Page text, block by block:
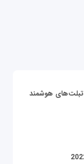
تبلت‌های هوشمند